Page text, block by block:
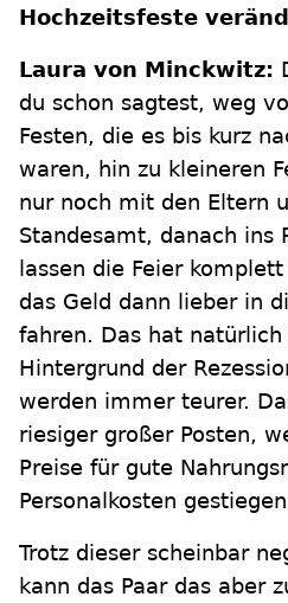
Hochzeitsfeste
Laura von Minckwitz:
du schon sagtest, weg
Festen, die es bis kurz
waren, hin zu kleineren
nur noch mit den Eltern
Standesamt, danach ins
lassen die Feier
das Geld dann lieber in
fahren. Das hat
Hintergrund der
werden immer teurer.
riesiger großer Posten,
Preise für gute
Personalkosten
Trotz dieser scheinbar
kann das Paar das aber